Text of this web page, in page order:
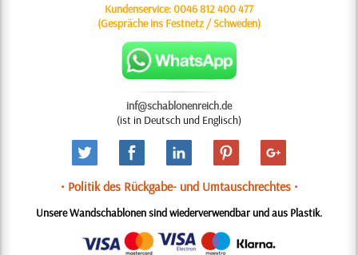
Kundenservice:0046 812 400 477
(Gespräche ins Festnetz / Schweden)
inf@schablonenreich.de
(ist in Deutsch und Englisch)
• Politik des Rückgabe- und Umtauschrechtes •
Unsere Wandschablonen sind wiederverwendbar und aus Plastik.